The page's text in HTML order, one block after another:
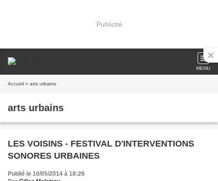
Publicité
MENU
Accueil » arts urbains
arts urbains
LES VOISINS - FESTIVAL D'INTERVENTIONS
SONORES URBAINES
Publié le 10/05/2014 à 18:26